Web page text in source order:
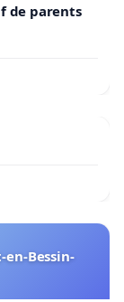
de parents
Bessin-